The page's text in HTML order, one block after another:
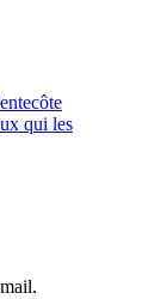
qui les